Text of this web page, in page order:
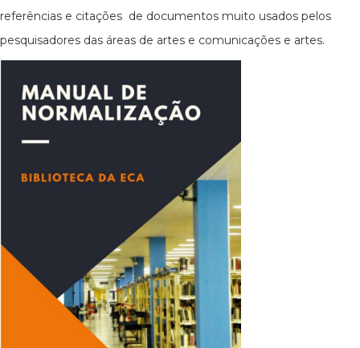
referências e citações de documentos muito usados pelos
pesquisadores das áreas de artes e comunicações e artes.